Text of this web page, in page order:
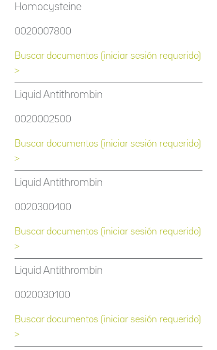
Homocysteine
0020007800
Buscar documentos (iniciar sesión requerido)
>
Liquid Antithrombin
0020002500
Buscar documentos (iniciar sesión requerido)
>
Liquid Antithrombin
0020300400
Buscar documentos (iniciar sesión requerido)
>
Liquid Antithrombin
0020030100
Buscar documentos (iniciar sesión requerido)
>